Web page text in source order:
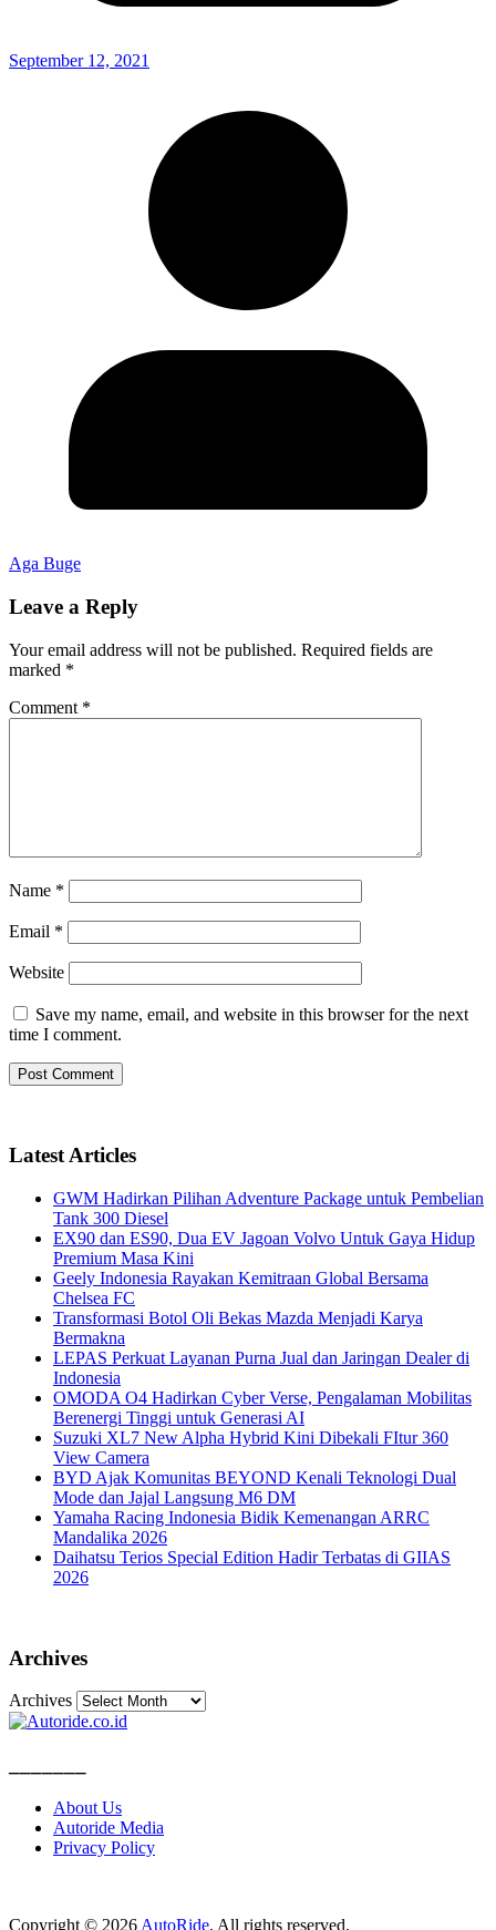
September 12, 2021
Aga Buge
Leave a Reply
Your email address will not be published. Required fields are
marked *
Comment *
Name *
Email *
Website
Save my name, email, and website in this browser for the next
time I comment.
Latest Articles
GWM Hadirkan Pilihan Adventure Package untuk Pembelian
Tank 300 Diesel
EX90 dan ES90, Dua EV Jagoan Volvo Untuk Gaya Hidup
Premium Masa Kini
Geely Indonesia Rayakan Kemitraan Global Bersama
Chelsea FC
Transformasi Botol Oli Bekas Mazda Menjadi Karya
Bermakna
LEPAS Perkuat Layanan Purna Jual dan Jaringan Dealer di
Indonesia
OMODA O4 Hadirkan Cyber Verse, Pengalaman Mobilitas
Berenergi Tinggi untuk Generasi AI
Suzuki XL7 New Alpha Hybrid Kini Dibekali FItur 360
View Camera
BYD Ajak Komunitas BEYOND Kenali Teknologi Dual
Mode dan Jajal Langsung M6 DM
Yamaha Racing Indonesia Bidik Kemenangan ARRC
Mandalika 2026
Daihatsu Terios Special Edition Hadir Terbatas di GIIAS
2026
Archives
Archives
About Us
Autoride Media
Privacy Policy
Copyright © 2026 AutoRide. All rights reserved.